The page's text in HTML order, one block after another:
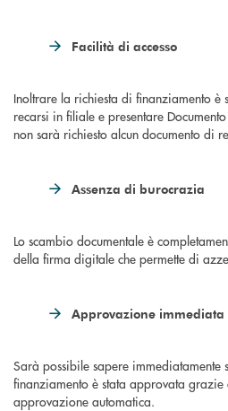
Facilità di accesso
Inoltrare la richiesta di finanziamento è
recarsi in filiale e presentare
non sarà richiesto alcun documento di
Assenza di burocrazia
Lo scambio documentale è
della firma digitale che permette di
Approvazione immediata
Sarà possibile sapere immediatamente
finanziamento è stata approvata
approvazione automatica.